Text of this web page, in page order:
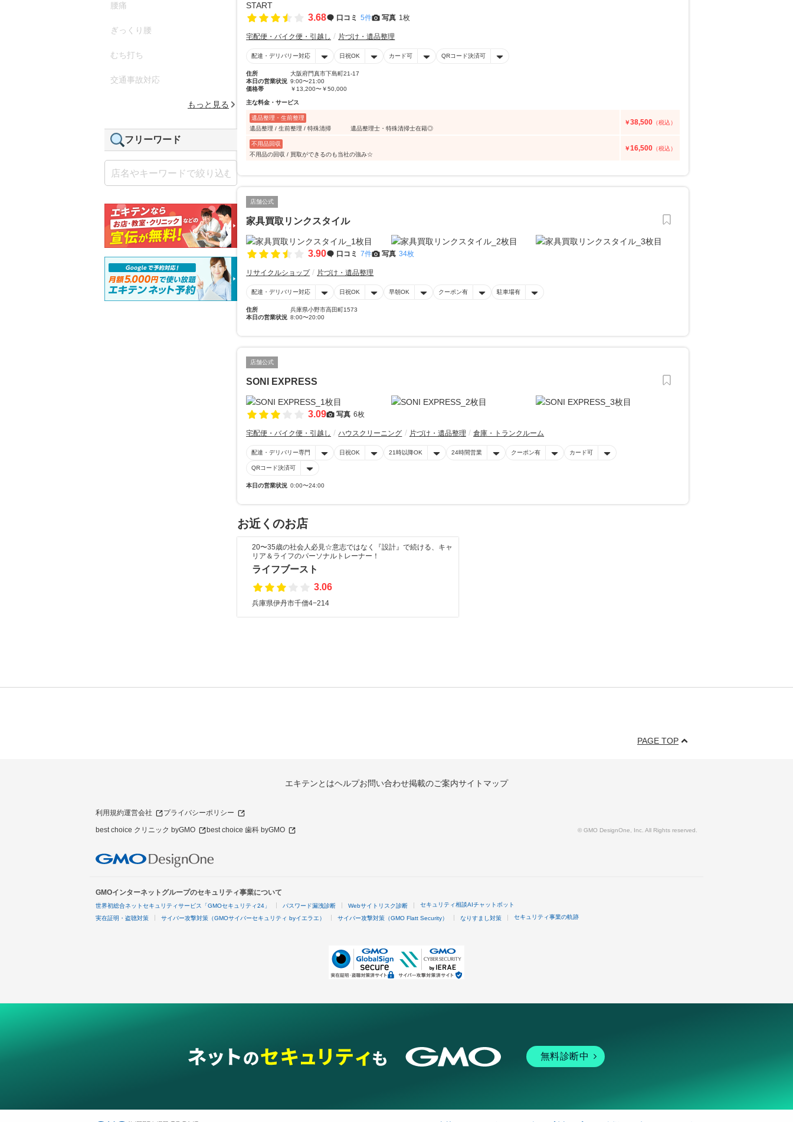
3.68 口コミ 5件 写真 1枚
宅配便・バイク便・引越し 片づけ・遺品整理
配達・デリバリー対応 日祝OK カード可 QRコード決済可
住所
大阪府門真市下島町21-17
本日の営業状況 9:00〜21:00
価格帯
￥13,200〜￥50,000
主な料金・サービス
遺品整理・生前整理
遺品整理 / 生前整理 / 特殊清掃 遺品整理士・特殊清掃士在籍◎
￥38,500 （税込）
不用品回収
不用品の回収 / 買取ができるのも当社の強み☆
￥16,500 （税込）
店舗公式
家具買取リンクスタイル
3.90 口コミ 7件 写真 34枚
リサイクルショップ 片づけ・遺品整理
配達・デリバリー対応 日祝OK 早朝OK クーポン有 駐車場有
住所
兵庫県小野市高田町1573
本日の営業状況 8:00〜20:00
店舗公式
SONI EXPRESS
3.09 写真 6枚
宅配便・バイク便・引越し ハウスクリーニング 片づけ・遺品整理 倉庫・トランクルーム
配達・デリバリー専門 日祝OK 21時以降OK 24時間営業 クーポン有 カード可
QRコード決済可
本日の営業状況 0:00〜24:00
お近くのお店
20〜35歳の社会人必見☆意志ではなく『設計』で続ける、キャ
リア＆ライフのパーソナルトレーナー！
ライフブースト
3.06
兵庫県伊丹市千僧4−214
腰痛
ぎっくり腰
むち打ち
交通事故対応
もっと見る
フリーワード
PAGE TOP
エキテンとはヘルプお問い合わせ掲載のご案内サイトマップ
利用規約運営会社 プライバシーポリシー
best choice クリニック byGMO best choice 歯科 byGMO © GMO DesignOne, Inc. All Rights reserved.
GMOインターネットグループのセキュリティ事業について
世界初総合ネットセキュリティサービス「GMOセキュリティ24」 パスワード漏洩診断 Webサイトリスク診断 セキュリティ相談AIチャットボット
実在証明・盗聴対策 サイバー攻撃対策（GMOサイバーセキュリティ byイエラエ） サイバー攻撃対策（GMO Flatt Security） なりすまし対策 セキュリティ事業の軌跡
無料診断中